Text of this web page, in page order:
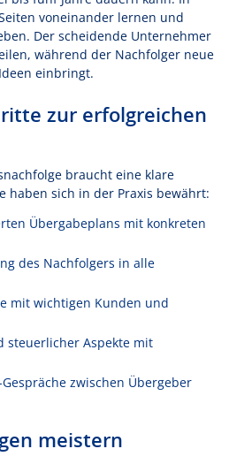
voneinander lernen und
Der scheidende Unternehmer
während der Nachfolger neue
einbringt.
zur erfolgreichen
braucht eine klare
haben sich in der Praxis bewährt:
Übergabeplans mit konkreten
des Nachfolgers in alle
mit wichtigen Kunden und
steuerlicher Aspekte mit
zwischen Übergeber
meistern